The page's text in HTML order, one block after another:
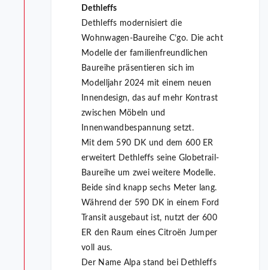
Dethleffs
Dethleffs modernisiert die
Wohnwagen-Baureihe C’go. Die acht
Modelle der familienfreundlichen
Baureihe präsentieren sich im
Modelljahr 2024 mit einem neuen
Innendesign, das auf mehr Kontrast
zwischen Möbeln und
Innenwandbespannung setzt.
Mit dem 590 DK und dem 600 ER
erweitert Dethleffs seine Globetrail-
Baureihe um zwei weitere Modelle.
Beide sind knapp sechs Meter lang.
Während der 590 DK in einem Ford
Transit ausgebaut ist, nutzt der 600
ER den Raum eines Citroën Jumper
voll aus.
Der Name Alpa stand bei Dethleffs